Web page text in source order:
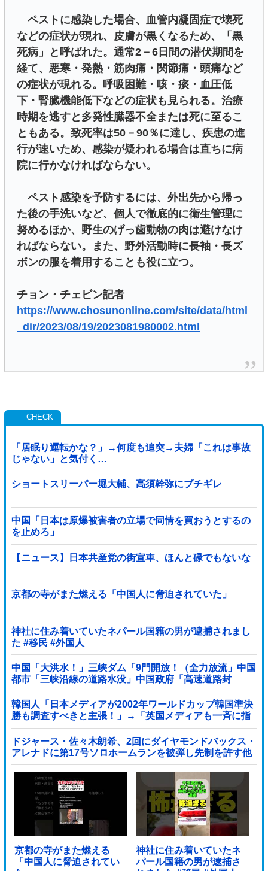
ペストに感染した場合、血管内凝固症で壊死
などの症状が現れ、皮膚が黒くなるため、「黒
死病」と呼ばれた。通常2－6日間の潜伏期間を
経て、悪寒・発熱・筋肉痛・関節痛・頭痛など
の症状が現れる。呼吸困難・咳・痰・血圧低
下・腎臓機能低下などの症状も見られる。治療
時期を逃すと多発性臓器不全または死に至るこ
ともある。致死率は50－90％に達し、疾患の進
行が速いため、感染が疑われる場合は直ちに病
院に行かなければならない。
ペスト感染を予防するには、外出先から帰っ
た後の手洗いなど、個人で徹底的に衛生管理に
努めるほか、野生のげっ歯動物の肉は避けなけ
ればならない。また、野外活動時に長袖・長ズ
ボンの服を着用することも役に立つ。
チョン・チェビン記者
https://www.chosunonline.com/site/data/html
_dir/2023/08/19/2023081980002.html
「居眠り運転かな？」→何度も追突→夫婦「これは事故
じゃない」と気付く…
ショートスリーパー堀大輔、高須幹弥にブチギレ
中国「日本は原爆被害者の立場で同情を買おうとするの
を止めろ」
【ニュース】日本共産党の街宣車、ほんと碌でもないな
京都の寺がまた燃える「中国人に脅迫されていた」
神社に住み着いていたネパール国籍の男が逮捕されまし
た #移民 #外国人
中国「大洪水！」三峡ダム「9門開放！（全力放流」中国
都市「三峡沿線の道路水没」中国政府「高速道路封
鎖！」中国ダム「緊急放流に合わせて開門（土砂崩れ発
生」→
韓国人「日本メディアが2002年ワールドカップ韓国準決
勝も調査すべきと主張！」→「英国メディアも一斉に指
摘‥」
ドジャース・佐々木朗希、2回にダイヤモンドバックス・
アレナドに第17号ソロホームランを被弾し先制を許す他
京都の寺がまた燃える
「中国人に脅迫されてい
神社に住み着いていたネ
パール国籍の男が逮捕さ